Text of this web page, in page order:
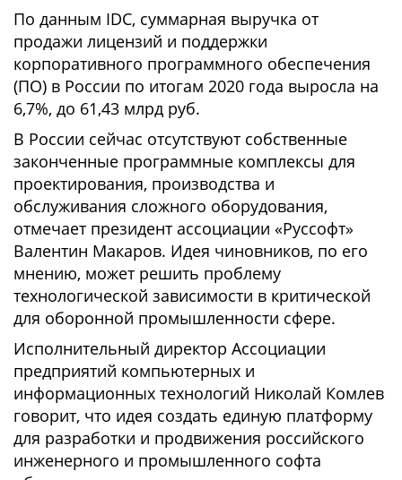
По данным IDC, суммарная выручка от
продажи лицензий и поддержки
корпоративного программного обеспечения
(ПО) в России по итогам 2020 года выросла на
6,7%, до 61,43 млрд руб.
В России сейчас отсутствуют собственные
законченные программные комплексы для
проектирования, производства и
обслуживания сложного оборудования,
отмечает президент ассоциации «Руссофт»
Валентин Макаров. Идея чиновников, по его
мнению, может решить проблему
технологической зависимости в критической
для оборонной промышленности сфере.
Исполнительный директор Ассоциации
предприятий компьютерных и
информационных технологий Николай Комлев
говорит, что идея создать единую платформу
для разработки и продвижения российского
инженерного и промышленного софта